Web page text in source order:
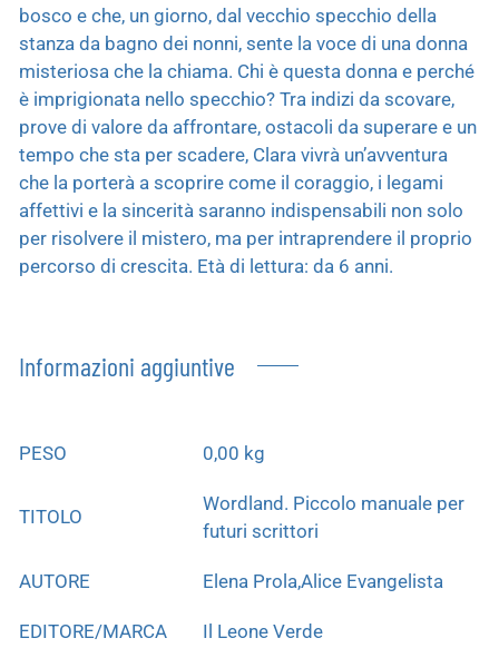
bosco e che, un giorno, dal vecchio specchio della
stanza da bagno dei nonni, sente la voce di una donna
misteriosa che la chiama. Chi è questa donna e perché
è imprigionata nello specchio? Tra indizi da scovare,
prove di valore da affrontare, ostacoli da superare e un
tempo che sta per scadere, Clara vivrà un’avventura
che la porterà a scoprire come il coraggio, i legami
affettivi e la sincerità saranno indispensabili non solo
per risolvere il mistero, ma per intraprendere il proprio
percorso di crescita. Età di lettura: da 6 anni.
Informazioni aggiuntive
PESO 0,00 kg
TITOLO
Wordland. Piccolo manuale per
futuri scrittori
AUTORE Elena Prola,Alice Evangelista
EDITORE/MARCA Il Leone Verde